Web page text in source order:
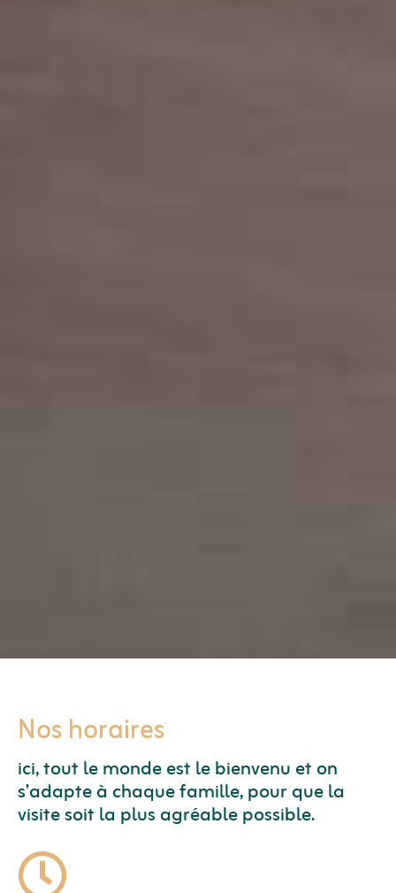
Nos horaires
ici, tout le monde est le bienvenu et on
s’adapte à chaque famille, pour que la
visite soit la plus agréable possible.